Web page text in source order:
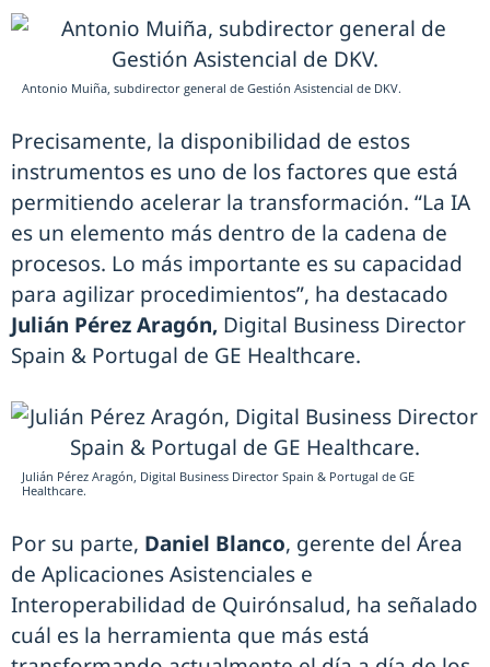
Antonio Muiña, subdirector general de Gestión Asistencial de DKV.
Precisamente, la disponibilidad de estos
instrumentos es uno de los factores que está
permitiendo acelerar la transformación. “La IA
es un elemento más dentro de la cadena de
procesos. Lo más importante es su capacidad
para agilizar procedimientos”, ha destacado
Julián Pérez Aragón, Digital Business Director
Spain & Portugal de GE Healthcare.
Julián Pérez Aragón, Digital Business Director Spain & Portugal de GE
Healthcare.
Por su parte, Daniel Blanco, gerente del Área
de Aplicaciones Asistenciales e
Interoperabilidad de Quirónsalud, ha señalado
cuál es la herramienta que más está